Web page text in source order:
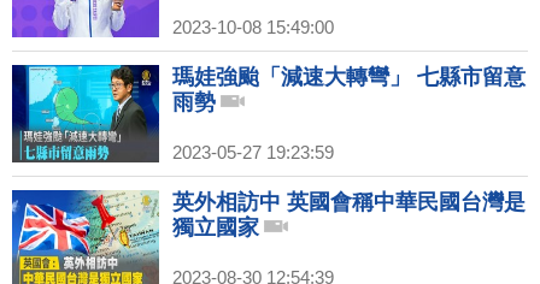
2023-10-08 15:49:00
瑪娃強颱「減速大轉彎」 七縣市留意
雨勢
2023-05-27 19:23:59
英外相訪中 英國會稱中華民國台灣是
獨立國家
2023-08-30 12:54:39